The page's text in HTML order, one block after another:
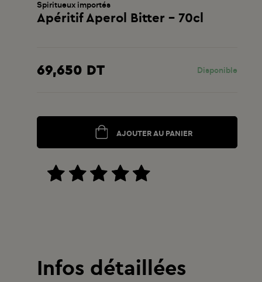
Spiritueux importés
Apéritif Aperol Bitter - 70cl
69,650 DT Disponible
AJOUTER AU PANIER
Infos détaillées